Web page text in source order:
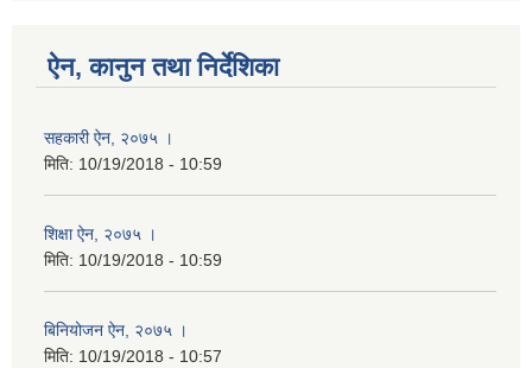
ऐन, कानुन तथा निर्देशिका
सहकारी ऐन, २०७५ ।
मिति: 10/19/2018 - 10:59
शिक्षा ऐन, २०७५ ।
मिति: 10/19/2018 - 10:59
बिनियोजन ऐन, २०७५ ।
मिति: 10/19/2018 - 10:57